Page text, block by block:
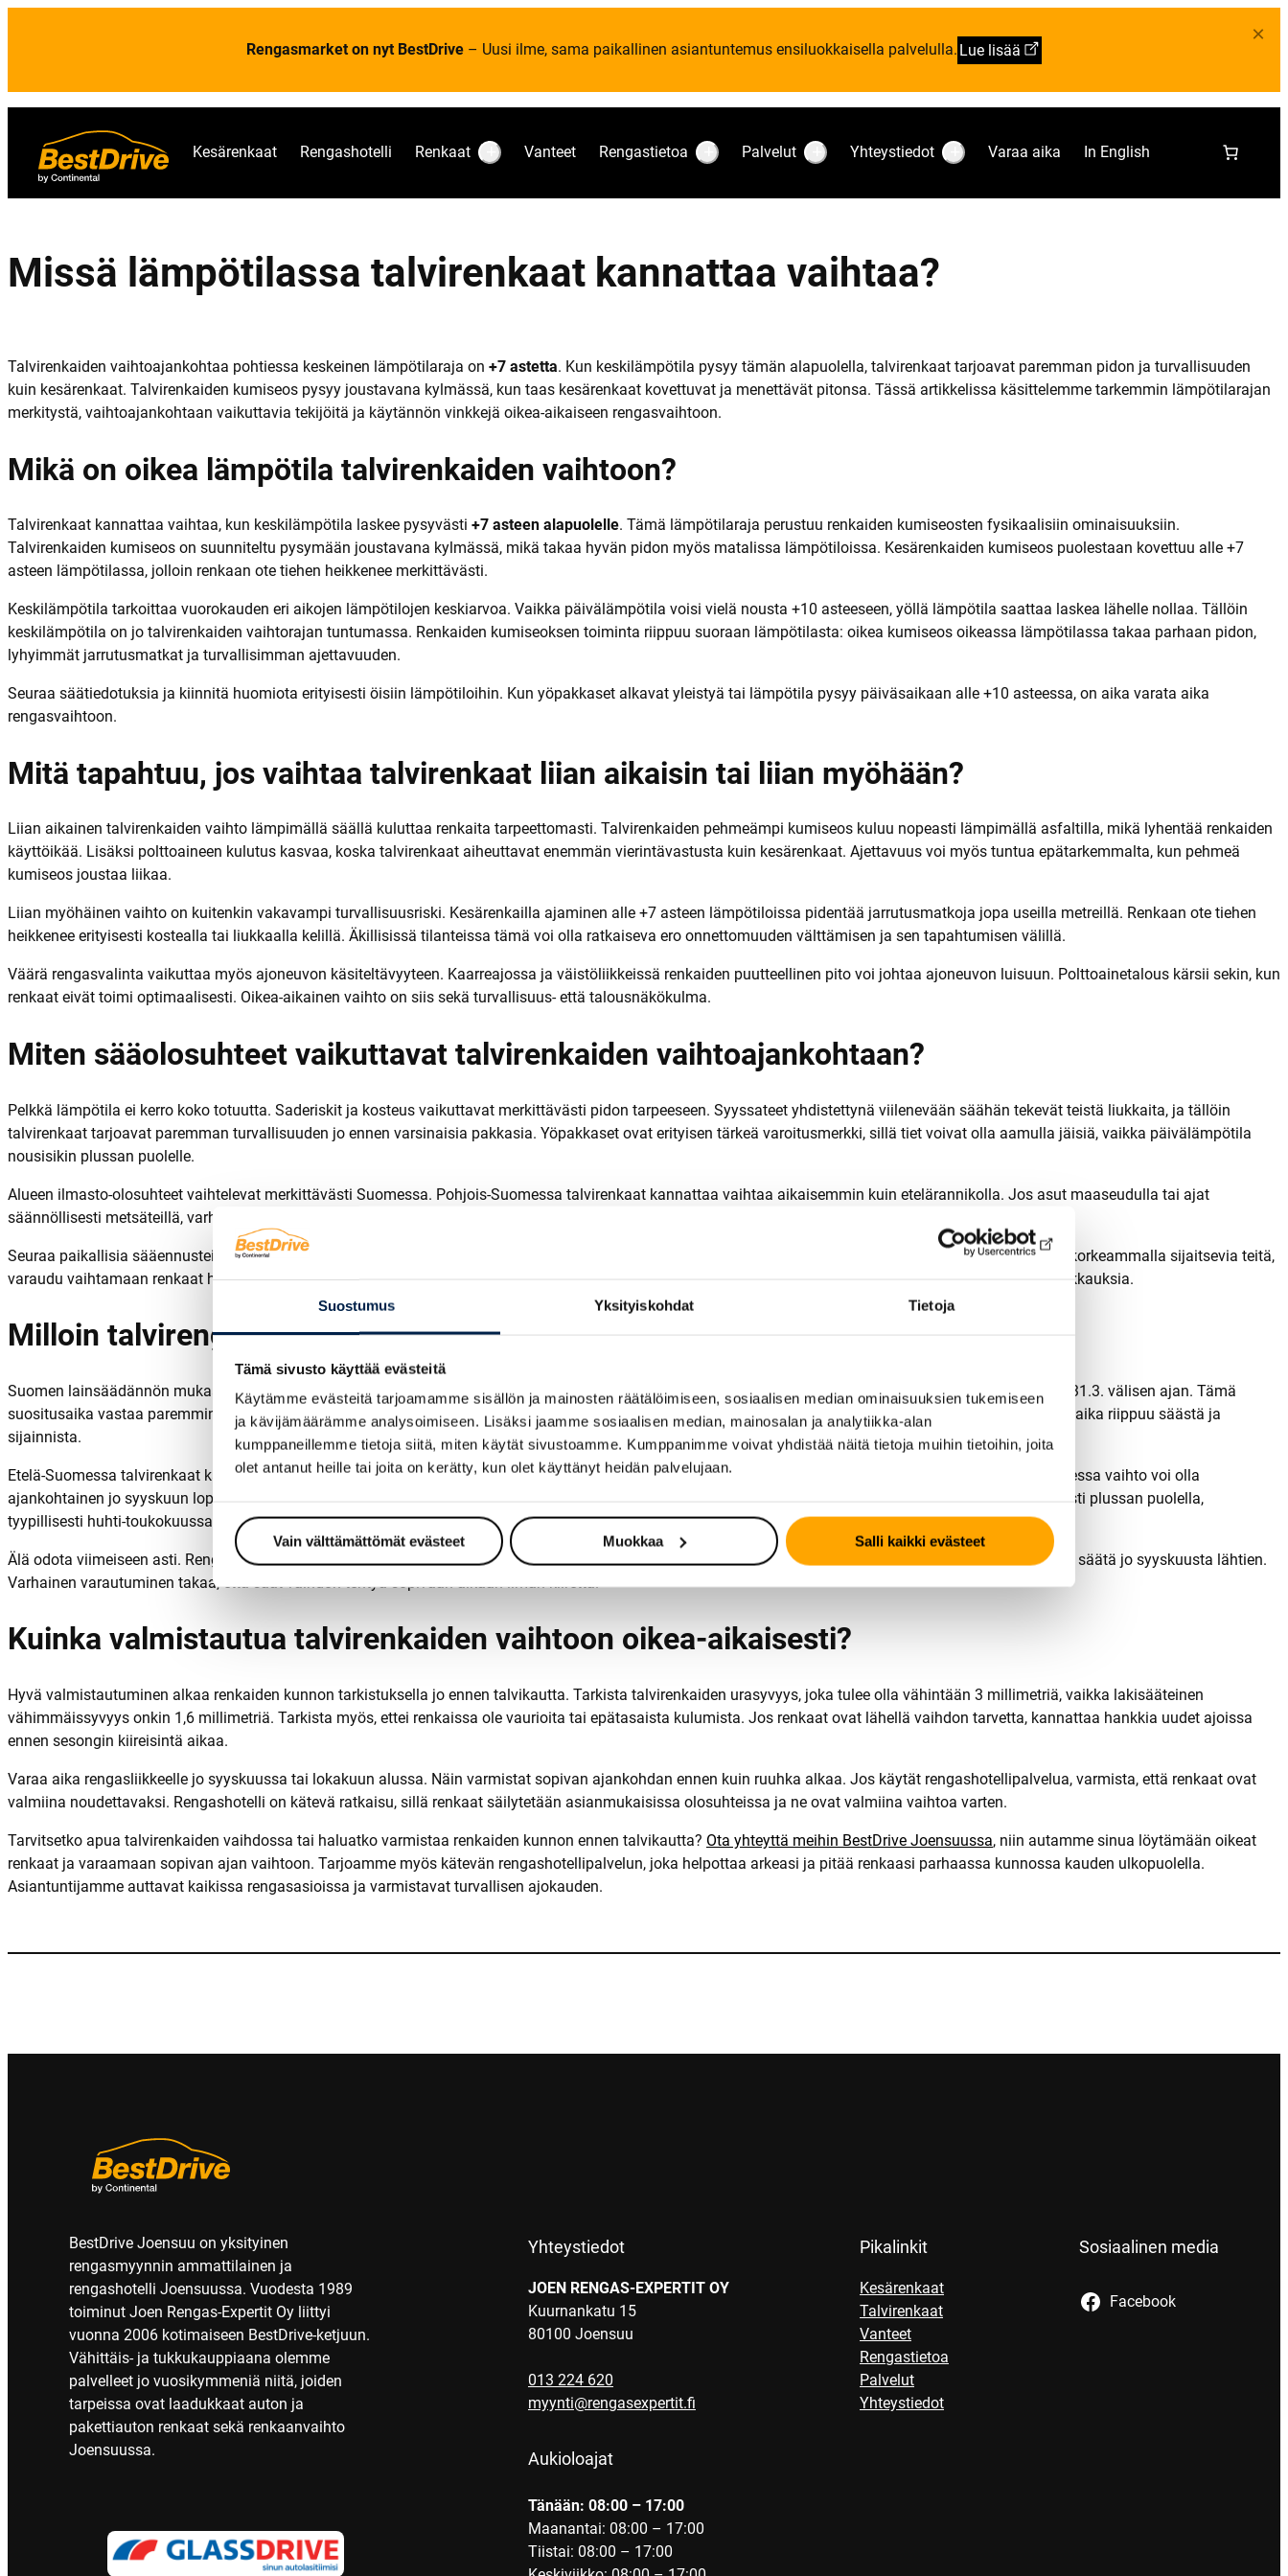
Suostumus Yksityiskohdat Tietoja
Tämä sivusto käyttää evästeitä
Käytämme evästeitä tarjoamamme sisällön ja mainosten räätälöimiseen, sosiaalisen median ominaisuuksien tukemiseen
ja kävijämäärämme analysoimiseen. Lisäksi jaamme sosiaalisen median, mainosalan ja analytiikka-alan
kumppaneillemme tietoja siitä, miten käytät sivustoamme. Kumppanimme voivat yhdistää näitä tietoja muihin tietoihin, joita
olet antanut heille tai joita on kerätty, kun olet käyttänyt heidän palvelujaan.
Vain välttämättömät evästeet Muokkaa Salli kaikki evästeet
Rengasmarket on nyt BestDrive – Uusi ilme, sama paikallinen asiantuntemus ensiluokkaisella palvelulla. Lue lisää
×
Kesärenkaat Rengashotelli Renkaat
S
m
R
e
t
Vanteet Rengastietoa
S
m
:
e
t
i
e
o
Palvelut
S
m
P
a
u
t
Yhteystiedot
S
m
t
e
Varaa aika In English
Missä lämpötilassa talvirenkaat kannattaa vaihtaa?
Talvirenkaiden vaihtoajankohtaa pohtiessa keskeinen lämpötilaraja on +7 astetta. Kun keskilämpötila pysyy tämän alapuolella, talvirenkaat tarjoavat paremman pidon ja turvallisuuden
kuin kesärenkaat. Talvirenkaiden kumiseos pysyy joustavana kylmässä, kun taas kesärenkaat kovettuvat ja menettävät pitonsa. Tässä artikkelissa käsittelemme tarkemmin lämpötilarajan
merkitystä, vaihtoajankohtaan vaikuttavia tekijöitä ja käytännön vinkkejä oikea-aikaiseen rengasvaihtoon.
Mikä on oikea lämpötila talvirenkaiden vaihtoon?
Talvirenkaat kannattaa vaihtaa, kun keskilämpötila laskee pysyvästi +7 asteen alapuolelle. Tämä lämpötilaraja perustuu renkaiden kumiseosten fysikaalisiin ominaisuuksiin.
Talvirenkaiden kumiseos on suunniteltu pysymään joustavana kylmässä, mikä takaa hyvän pidon myös matalissa lämpötiloissa. Kesärenkaiden kumiseos puolestaan kovettuu alle +7
asteen lämpötilassa, jolloin renkaan ote tiehen heikkenee merkittävästi.
Keskilämpötila tarkoittaa vuorokauden eri aikojen lämpötilojen keskiarvoa. Vaikka päivälämpötila voisi vielä nousta +10 asteeseen, yöllä lämpötila saattaa laskea lähelle nollaa. Tällöin
keskilämpötila on jo talvirenkaiden vaihtorajan tuntumassa. Renkaiden kumiseoksen toiminta riippuu suoraan lämpötilasta: oikea kumiseos oikeassa lämpötilassa takaa parhaan pidon,
lyhyimmät jarrutusmatkat ja turvallisimman ajettavuuden.
Seuraa säätiedotuksia ja kiinnitä huomiota erityisesti öisiin lämpötiloihin. Kun yöpakkaset alkavat yleistyä tai lämpötila pysyy päiväsaikaan alle +10 asteessa, on aika varata aika
rengasvaihtoon.
Mitä tapahtuu, jos vaihtaa talvirenkaat liian aikaisin tai liian myöhään?
Liian aikainen talvirenkaiden vaihto lämpimällä säällä kuluttaa renkaita tarpeettomasti. Talvirenkaiden pehmeämpi kumiseos kuluu nopeasti lämpimällä asfaltilla, mikä lyhentää renkaiden
käyttöikää. Lisäksi polttoaineen kulutus kasvaa, koska talvirenkaat aiheuttavat enemmän vierintävastusta kuin kesärenkaat. Ajettavuus voi myös tuntua epätarkemmalta, kun pehmeä
kumiseos joustaa liikaa.
Liian myöhäinen vaihto on kuitenkin vakavampi turvallisuusriski. Kesärenkailla ajaminen alle +7 asteen lämpötiloissa pidentää jarrutusmatkoja jopa useilla metreillä. Renkaan ote tiehen
heikkenee erityisesti kostealla tai liukkaalla kelillä. Äkillisissä tilanteissa tämä voi olla ratkaiseva ero onnettomuuden välttämisen ja sen tapahtumisen välillä.
Väärä rengasvalinta vaikuttaa myös ajoneuvon käsiteltävyyteen. Kaarreajossa ja väistöliikkeissä renkaiden puutteellinen pito voi johtaa ajoneuvon luisuun. Polttoainetalous kärsii sekin, kun
renkaat eivät toimi optimaalisesti. Oikea-aikainen vaihto on siis sekä turvallisuus- että talousnäkökulma.
Miten sääolosuhteet vaikuttavat talvirenkaiden vaihtoajankohtaan?
Pelkkä lämpötila ei kerro koko totuutta. Saderiskit ja kosteus vaikuttavat merkittävästi pidon tarpeeseen. Syyssateet yhdistettynä viilenevään säähän tekevät teistä liukkaita, ja tällöin
talvirenkaat tarjoavat paremman turvallisuuden jo ennen varsinaisia pakkasia. Yöpakkaset ovat erityisen tärkeä varoitusmerkki, sillä tiet voivat olla aamulla jäisiä, vaikka päivälämpötila
nousisikin plussan puolelle.
Alueen ilmasto-olosuhteet vaihtelevat merkittävästi Suomessa. Pohjois-Suomessa talvirenkaat kannattaa vaihtaa aikaisemmin kuin etelärannikolla. Jos asut maaseudulla tai ajat
säännöllisesti metsäteillä, varhainen vaihto on perusteltua. Kaupunkiolosuhteet voivat olla lievemmät, mutta varjoiset kadut ja sillat jäätyvät ensimmäisinä.
Seuraa paikallisia sääennusteita ja kiinnitä huomiota erityisesti öisiin lämpötiloihin omalla alueellasi. Jos ajoreiteillesi kuuluu varjoisia tieosuuksia, siltoja tai korkeammalla sijaitsevia teitä,
varaudu vaihtamaan renkaat hieman aikaisemmin. Oma ajotapa vaikuttaa myös: jos ajat paljon, vaihto kannattaa tehdä hyvissä ajoin ennen ensimmäisiä liukkauksia.
Milloin talvirengaskausi alkaa ja päättyy Suomessa?
Suomen lainsäädännön mukaan talvirenkaat ovat pakollisia 1.12.–28.2.välisenä aikana. Viranomaisten suositus on kuitenkin käyttää talvirenkaita jo 1.11.–31.3. välisen ajan. Tämä
suositusaika vastaa paremmin todellisia sääolosuhteita eri puolilla Suomea. Lakisääteinen aika on vähimmäisvaatimus, mutta todellinen optimaalinen vaihtoaika riippuu säästä ja
sijainnista.
Etelä-Suomessa talvirenkaat kannattaa vaihtaa tyypillisesti loka-marraskuun vaihteessa, kun keskilämpötilat laskevat pysyvästi alle +7 asteen. Pohjois-Suomessa vaihto voi olla
ajankohtainen jo syyskuun lopulla tai lokakuun alussa. Keväällä renkaat voi vaihtaa takaisin kesärenkaisiin, kun kevättalvi on ohi ja lämpötilat pysyvät vakaasti plussan puolella,
tyypillisesti huhti-toukokuussa.
Älä odota viimeiseen asti. Rengasliikkeet ruuhkautuvat aina ensimmäisten lumisateiden aikaan, ja varausajat voivat venyä viikoilla. Varaudu ajoissa ja seuraa säätä jo syyskuusta lähtien.
Varhainen varautuminen takaa, että saat vaihdon tehtyä sopivaan aikaan ilman kiirettä.
Kuinka valmistautua talvirenkaiden vaihtoon oikea-aikaisesti?
Hyvä valmistautuminen alkaa renkaiden kunnon tarkistuksella jo ennen talvikautta. Tarkista talvirenkaiden urasyvyys, joka tulee olla vähintään 3 millimetriä, vaikka lakisääteinen
vähimmäissyvyys onkin 1,6 millimetriä. Tarkista myös, ettei renkaissa ole vaurioita tai epätasaista kulumista. Jos renkaat ovat lähellä vaihdon tarvetta, kannattaa hankkia uudet ajoissa
ennen sesongin kiireisintä aikaa.
Varaa aika rengasliikkeelle jo syyskuussa tai lokakuun alussa. Näin varmistat sopivan ajankohdan ennen kuin ruuhka alkaa. Jos käytät rengashotellipalvelua, varmista, että renkaat ovat
valmiina noudettavaksi. Rengashotelli on kätevä ratkaisu, sillä renkaat säilytetään asianmukaisissa olosuhteissa ja ne ovat valmiina vaihtoa varten.
Tarvitsetko apua talvirenkaiden vaihdossa tai haluatko varmistaa renkaiden kunnon ennen talvikautta? Ota yhteyttä meihin BestDrive Joensuussa, niin autamme sinua löytämään oikeat
renkaat ja varaamaan sopivan ajan vaihtoon. Tarjoamme myös kätevän rengashotellipalvelun, joka helpottaa arkeasi ja pitää renkaasi parhaassa kunnossa kauden ulkopuolella.
Asiantuntijamme auttavat kaikissa rengasasioissa ja varmistavat turvallisen ajokauden.
BestDrive Joensuu on yksityinen
rengasmyynnin ammattilainen ja
rengashotelli Joensuussa. Vuodesta 1989
toiminut Joen Rengas-Expertit Oy liittyi
vuonna 2006 kotimaiseen BestDrive-ketjuun.
Vähittäis- ja tukkukauppiaana olemme
palvelleet jo vuosikymmeniä niitä, joiden
tarpeissa ovat laadukkaat auton ja
pakettiauton renkaat sekä renkaanvaihto
Joensuussa.
Yhteystiedot
JOEN RENGAS-EXPERTIT OY
Kuurnankatu 15
80100 Joensuu
013 224 620
myynti@rengasexpertit.fi
Aukioloajat
Tänään: 08:00 – 17:00
Maanantai: 08:00 – 17:00
Tiistai: 08:00 – 17:00
Pikalinkit
Kesärenkaat
Talvirenkaat
Vanteet
Rengastietoa
Palvelut
Yhteystiedot
Sosiaalinen media
Facebook